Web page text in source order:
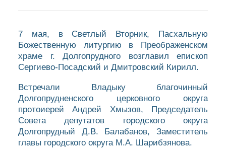
7 мая, в Светлый Вторник, Пасхальную
Божественную литургию в Преображенском
храме г. Долгопрудного возглавил епископ
Сергиево-Посадский и Дмитровский Кирилл.
Встречали Владыку благочинный
Долгопрудненского церковного округа
протоиерей Андрей Хмызов, Председатель
Совета депутатов городского округа
Долгопрудный Д.В. Балабанов, Заместитель
главы городского округа М.А. Шарибзянова.